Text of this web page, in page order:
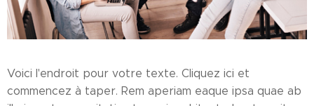
Voici l'endroit pour votre texte. Cliquez ici et
commencez à taper. Rem aperiam eaque ipsa quae ab